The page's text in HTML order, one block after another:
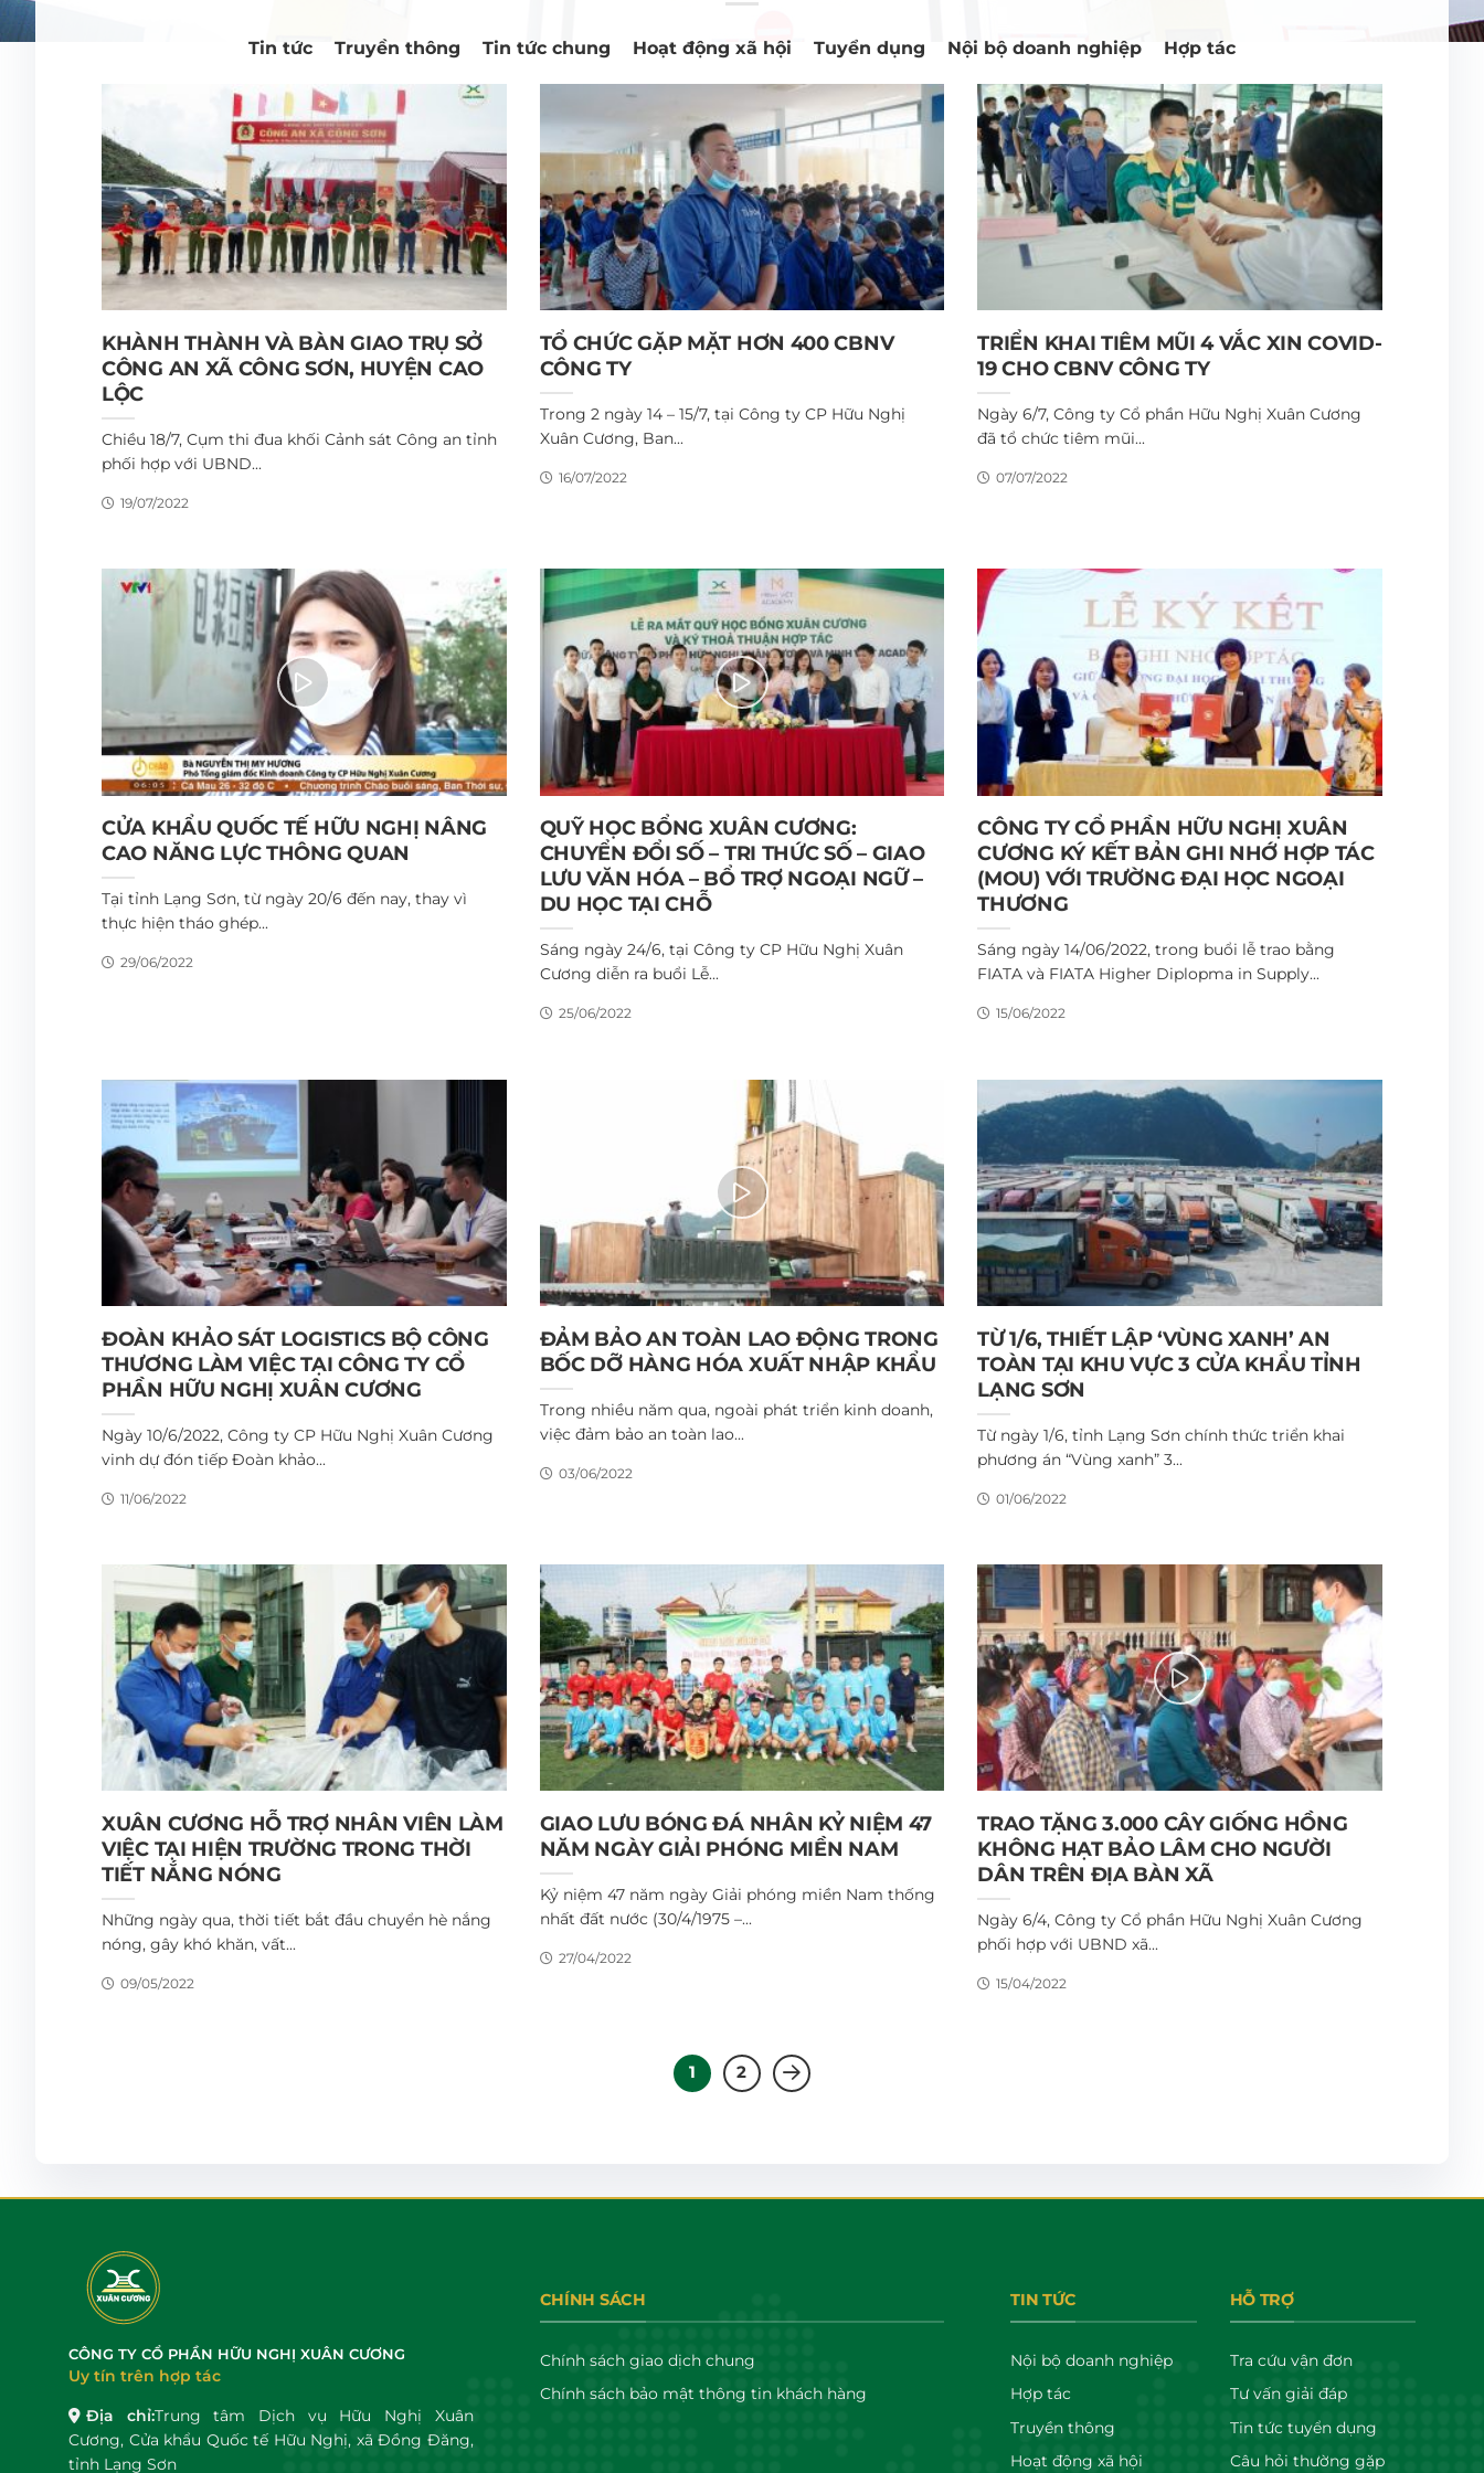
Tin tức Truyền thông Tin tức chung Hoạt động xã hội Tuyển dụng Nội bộ doanh nghiệp Hợp tác
KHÀNH THÀNH VÀ BÀN GIAO TRỤ SỞ
CÔNG AN XÃ CÔNG SƠN, HUYỆN CAO
LỘC
Chiều 18/7, Cụm thi đua khối Cảnh sát Công an tỉnh
phối hợp với UBND...
19/07/2022
TỔ CHỨC GẶP MẶT HƠN 400 CBNV
CÔNG TY
Trong 2 ngày 14 – 15/7, tại Công ty CP Hữu Nghị
Xuân Cương, Ban...
16/07/2022
TRIỂN KHAI TIÊM MŨI 4 VẮC XIN COVID-
19 CHO CBNV CÔNG TY
Ngày 6/7, Công ty Cổ phần Hữu Nghị Xuân Cương
đã tổ chức tiêm mũi...
07/07/2022
CỬA KHẨU QUỐC TẾ HỮU NGHỊ NÂNG
CAO NĂNG LỰC THÔNG QUAN
Tại tỉnh Lạng Sơn, từ ngày 20/6 đến nay, thay vì
thực hiện tháo ghép...
29/06/2022
QUỸ HỌC BỔNG XUÂN CƯƠNG:
CHUYỂN ĐỔI SỐ – TRI THỨC SỐ – GIAO
LƯU VĂN HÓA – BỔ TRỢ NGOẠI NGỮ –
DU HỌC TẠI CHỖ
Sáng ngày 24/6, tại Công ty CP Hữu Nghị Xuân
Cương diễn ra buổi Lễ...
25/06/2022
CÔNG TY CỔ PHẦN HỮU NGHỊ XUÂN
CƯƠNG KÝ KẾT BẢN GHI NHỚ HỢP TÁC
(MOU) VỚI TRƯỜNG ĐẠI HỌC NGOẠI
THƯƠNG
Sáng ngày 14/06/2022, trong buổi lễ trao bằng
FIATA và FIATA Higher Diplopma in Supply...
15/06/2022
ĐOÀN KHẢO SÁT LOGISTICS BỘ CÔNG
THƯƠNG LÀM VIỆC TẠI CÔNG TY CỔ
PHẦN HỮU NGHỊ XUÂN CƯƠNG
Ngày 10/6/2022, Công ty CP Hữu Nghị Xuân Cương
vinh dự đón tiếp Đoàn khảo...
11/06/2022
ĐẢM BẢO AN TOÀN LAO ĐỘNG TRONG
BỐC DỠ HÀNG HÓA XUẤT NHẬP KHẨU
Trong nhiều năm qua, ngoài phát triển kinh doanh,
việc đảm bảo an toàn lao...
03/06/2022
TỪ 1/6, THIẾT LẬP ‘VÙNG XANH’ AN
TOÀN TẠI KHU VỰC 3 CỬA KHẨU TỈNH
LẠNG SƠN
Từ ngày 1/6, tỉnh Lạng Sơn chính thức triển khai
phương án “Vùng xanh” 3...
01/06/2022
XUÂN CƯƠNG HỖ TRỢ NHÂN VIÊN LÀM
VIỆC TẠI HIỆN TRƯỜNG TRONG THỜI
TIẾT NẮNG NÓNG
Những ngày qua, thời tiết bắt đầu chuyển hè nắng
nóng, gây khó khăn, vất...
09/05/2022
GIAO LƯU BÓNG ĐÁ NHÂN KỶ NIỆM 47
NĂM NGÀY GIẢI PHÓNG MIỀN NAM
Kỷ niệm 47 năm ngày Giải phóng miền Nam thống
nhất đất nước (30/4/1975 –...
27/04/2022
TRAO TẶNG 3.000 CÂY GIỐNG HỒNG
KHÔNG HẠT BẢO LÂM CHO NGƯỜI
DÂN TRÊN ĐỊA BÀN XÃ
Ngày 6/4, Công ty Cổ phần Hữu Nghị Xuân Cương
phối hợp với UBND xã...
15/04/2022
1 2
CÔNG TY CỔ PHẦN HỮU NGHỊ XUÂN CƯƠNG
Uy tín trên hợp tác
Địa chỉ:Trung tâm Dịch vụ Hữu Nghị Xuân
Cương, Cửa khẩu Quốc tế Hữu Nghị, xã Đồng Đăng,
tỉnh Lạng Sơn
CHÍNH SÁCH
Chính sách giao dịch chung
Chính sách bảo mật thông tin khách hàng
TIN TỨC
Nội bộ doanh nghiệp
Hợp tác
Truyền thông
Hoạt động xã hội
HỖ TRỢ
Tra cứu vận đơn
Tư vấn giải đáp
Tin tức tuyển dụng
Câu hỏi thường gặp